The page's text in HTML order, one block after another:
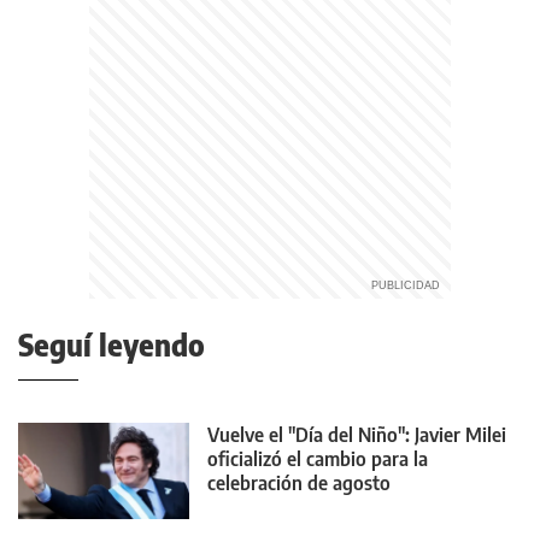
Seguí leyendo
Vuelve el "Día del Niño": Javier Milei
oficializó el cambio para la
celebración de agosto